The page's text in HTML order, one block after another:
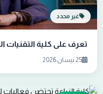
غير محدد
تعرف على كلية التقنيات
25 نيسان 2026